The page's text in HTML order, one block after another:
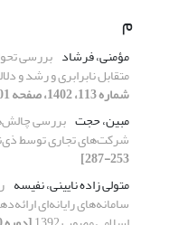
م
مؤمنی، فرشاد بررسی
متقابل نابرابری و رشد و
شماره 113، 1402، صفحه 101-137]
مبین، حجت بررسی
شرکت‌های تجاری توسط
253-287]
متولی زاده نایینی، نفیسه
سامانه‌های رایانه‌ای